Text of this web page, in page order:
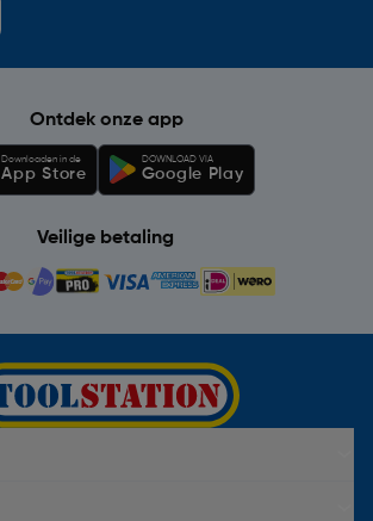
Ontdek onze app
Downloaden in de
App Store
DOWNLOAD VIA
Google Play
Veilige betaling